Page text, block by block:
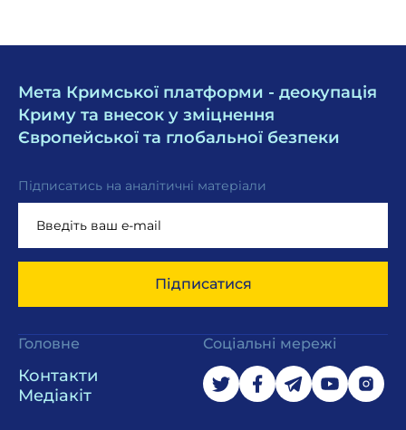
Мета Кримської платформи - деокупація
Криму та внесок у зміцнення
Європейської та глобальної безпеки
Підписатись на аналітичні матеріали
Підписатися
Головне
Контакти
Медіакіт
Соціальні мережі